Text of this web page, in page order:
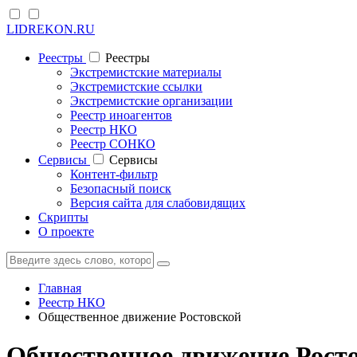
LIDREKON.RU
Реестры
Реестры
Экстремистские материалы
Экстремистские ссылки
Экстремистские организации
Реестр иноагентов
Реестр НКО
Реестр СОНКО
Cервисы
Cервисы
Контент-фильтр
Безопасный поиск
Версия сайта для слабовидящих
Скрипты
О проекте
Главная
Реестр НКО
Общественное движение Ростовской